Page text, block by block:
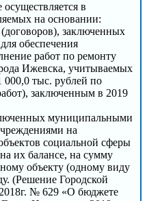
в
на основании:
заключенных
обеспечения
работ по ремонту
Ижевска, учитываемых
000,0 тыс. рублей по
заключенным в 2019
муниципальными
на
социальной сферы
их балансе, на сумму
объекту (одному виду
(Решение Городской
№ 629 «О бюджете